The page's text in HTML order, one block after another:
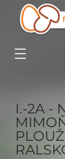
I.-2A -